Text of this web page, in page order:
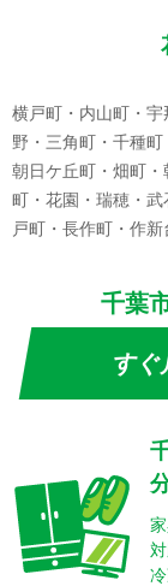
横戸町・内山町・
野・三角町・千種
朝日ケ丘町・畑町
町・花園・瑞穂・
戸町・長作町・作
千葉
すぐ
対